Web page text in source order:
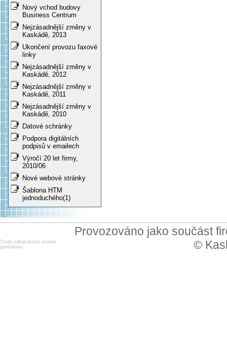
Nový vchod budovy
Business Centrum
Nejzásadnější změny v
Kaskádě, 2013
Ukončení provozu faxové
linky
Nejzásadnější změny v
Kaskádě, 2012
Nejzásadnější změny v
Kaskádě, 2011
Nejzásadnější změny v
Kaskádě, 2010
Datové schránky
Podpora digitálních
podpisů v emailech
Výročí 20 let firmy,
2010/06
Nové webové stránky
Šablona HTM
jednoduchého(1)
Provozováno jako součást
©
Trvalý odkaz na tuto stránku
(permalink)